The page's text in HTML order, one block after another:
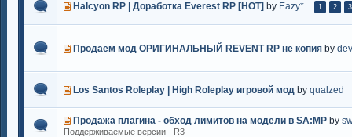
Halcyon RP | Доработка Everest RP [HOT] by Eazy* 1 2 3
Продаем мод ОРИГИНАЛЬНЫЙ REVENT RP не копия by
Los Santos Roleplay | High Roleplay игровой мод by qualzed
Продажа плагина - обход лимитов на модели в SA:MP by
Поддерживаемые версии - R3